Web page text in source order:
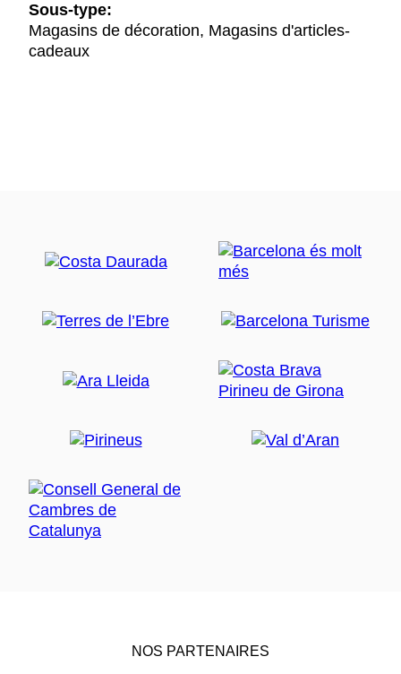
Sous-type:
Magasins de décoration, Magasins d'articles-
cadeaux
NOS PARTENAIRES